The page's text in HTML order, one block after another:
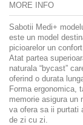
MORE INFO
Sabotii Medi+
este un model
picioarelor un
Atat partea
naturala “bycast”
oferind o durata
Forma ergonomica,
memorie asigura un
va ofera sa ii purtati
de zi cu zi.